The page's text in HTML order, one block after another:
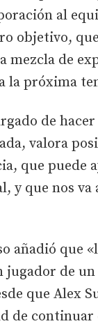
al
objetivo,
de
la próxima
de
valora
que puede
y que nos va
añadió que
jugador de
que Alex
de continuar